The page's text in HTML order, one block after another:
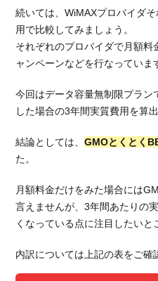
月額
料金
のおす
すめプ
ロパイ
GMO
とくと
理由
①：3
あた
りの
続いては、WiMAXプロバイダ
用で比較してみましょう。
それぞれのプロバイダで月額
ャンペーンなどを行なっていま
今回はデータ容量無制限プラン
した場合の3年間実質費用を算
結論としては、GMOとくとく
た。
月額料金だけをみた場合には
言えませんが、3年間あたりの
くなっている点に注目したいと
内訳については上記の表をご確